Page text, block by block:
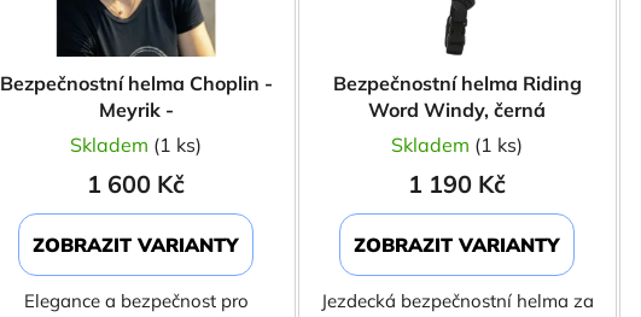
Bezpečnostní helma Choplin -
Meyrik -
Skladem (1 ks)
1 600 Kč
ZOBRAZIT VARIANTY
Elegance a bezpečnost pro
Bezpečnostní helma Riding
Word Windy, černá
Skladem (1 ks)
1 190 Kč
ZOBRAZIT VARIANTY
Jezdecká bezpečnostní helma za